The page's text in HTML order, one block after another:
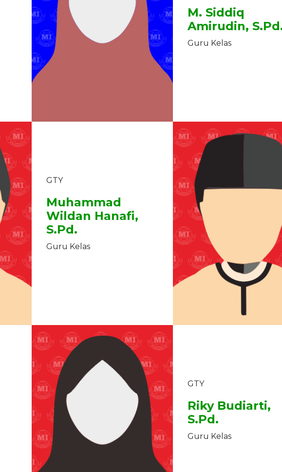
M. Siddiq
Amirudin,
Guru Kelas
GTY
Muhammad
Wildan Hanafi,
S.Pd.
Guru Kelas
GTY
Riky Budiarti,
S.Pd.
Guru Kelas